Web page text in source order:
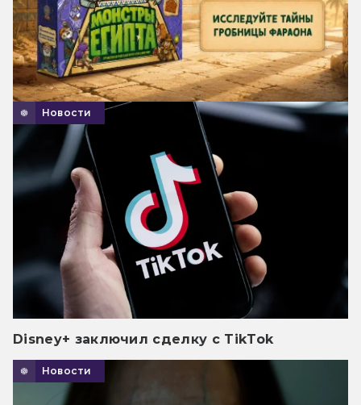
Новости
Disney+ заключил сделку с TikTok
Новости